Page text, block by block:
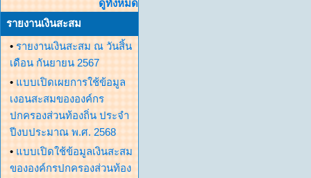
ดูทั้งหมด
รายงานเงินสะสม
• รายงานเงินสะสม ณ วันสิ้น
เดือน กันยายน 2567
• แบบเปิดเผยการใช้ข้อมูล
เงอนสะสมขององค์กร
ปกครองส่วนท้องถิ่น ประจำ
ปีงบประมาณ พ.ศ. 2568
• แบบเปิดใช้ข้อมูลเงินสะสม
ขององค์กรปกครองส่วนท้อง